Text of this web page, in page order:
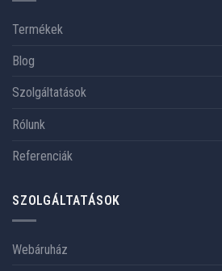
Termékek
Blog
Szolgáltatások
Rólunk
Referenciák
SZOLGÁLTATÁSOK
Webáruház